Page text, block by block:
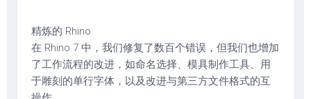
精炼的 Rhino
在 Rhino 7 中，我们修复了数百个错误，但我们也增加
了工作流程的改进，如命名选择、模具制作工具、用
于雕刻的单行字体，以及改进与第三方文件格式的互